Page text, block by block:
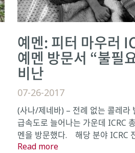
예멘: 피터 마우러
예멘 방문서 “불필
비난
07-26-2017
(사나/제네바) – 전례 없는 콜레라
급속도로 늘어나는 가운데 ICRC
멘을 방문했다. 해당 분야 ICRC
Read more